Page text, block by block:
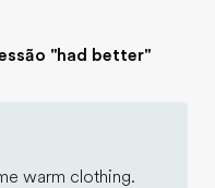
"had better"
warm clothing.